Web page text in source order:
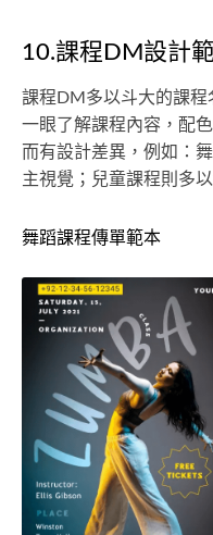
10.課程DM設計
課程DM多以斗大的課程
一眼了解課程內容，配
而有設計差異，例如：
主視覺；兒童課程則多
舞蹈課程傳單範本